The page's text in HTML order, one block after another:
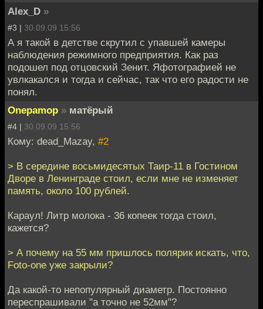
Alex_D »
#3 | 30.09.09 15:56
А я такой в детстве скрутил с упавшей камеры
наблюдения режимного предприятия. Как раз
подошел под отцовский Зенит. Яфотографией не
увлкакался и тогда и сейчас, так что его радости не
понял.
Onepamop » матёрый
#4 | 30.09.09 15:56
Кому: dead_Mazay, #2
> В середине восьмидесятых Таир-11 в Гостином
Дворе в Ленинграде стоил, если мне не изменяет
память, около 100 рублей.
Караул! Литр молока - 36 копеек тогда стоил,
кажется?
> А почему на 55 мм пришлось полярик искать, что,
Foto-one уже закрыли?
Да какой-то непопулярный диаметр. Постоянно
переспрашивали "а точно не 52мм"?